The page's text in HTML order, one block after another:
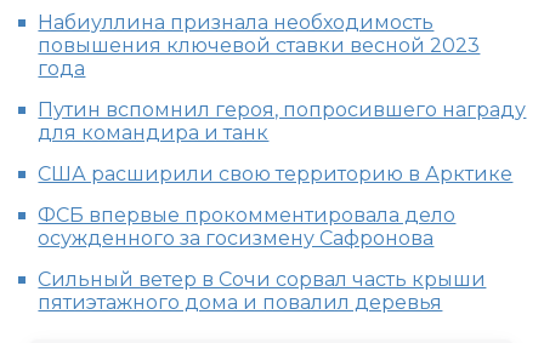
Набиуллина признала необходимость
повышения ключевой ставки весной 2023
года
Путин вспомнил героя, попросившего награду
для командира и танк
США расширили свою территорию в Арктике
ФСБ впервые прокомментировала дело
осужденного за госизмену Сафронова
Сильный ветер в Сочи сорвал часть крыши
пятиэтажного дома и повалил деревья